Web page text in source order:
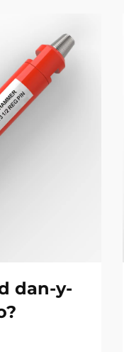
dan-y-